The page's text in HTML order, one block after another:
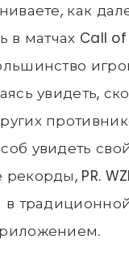
как
в матчах Call
увидеть,
увидеть
PR.
в